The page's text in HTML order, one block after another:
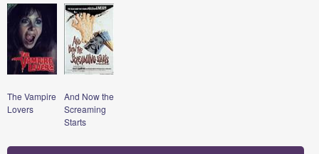
The Vampire
Lovers
And Now the
Screaming
Starts